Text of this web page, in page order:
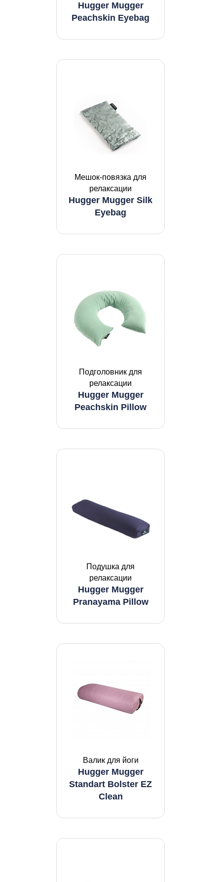
Hugger Mugger
Peachskin Eyebag
Мешок-повязка для
релаксации
Hugger Mugger Silk
Eyebag
Подголовник для
релаксации
Hugger Mugger
Peachskin Pillow
Подушка для
релаксации
Hugger Mugger
Pranayama Pillow
Валик для йоги
Hugger Mugger
Standart Bolster EZ
Clean